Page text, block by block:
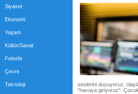
Siyaset
Ekonomi
Yaşam
Kültür/Sanat
Felsefe
Çevre
Teknoloji
seslerini duyuyoruz,
"havaya giriyoruz".